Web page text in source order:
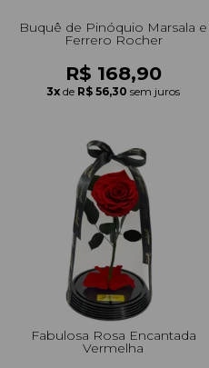
Buquê de Pinóquio Marsala e
Ferrero Rocher
R$ 168,90
3x de R$ 56,30 sem juros
Fabulosa Rosa Encantada
Vermelha